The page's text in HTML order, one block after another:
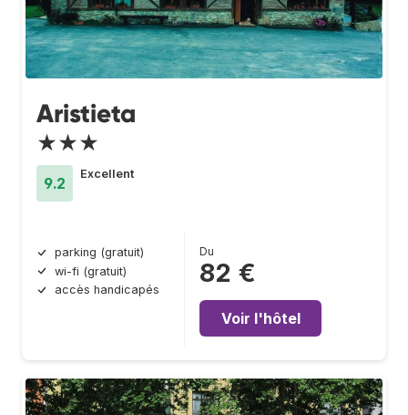
Aristieta
★★★
9.2
Excellent
parking (gratuit)
wi-fi (gratuit)
accès handicapés
Du
82 €
Voir l'hôtel